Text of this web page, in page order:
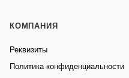
КОМПАНИЯ
Реквизиты
Политика конфиденциальности